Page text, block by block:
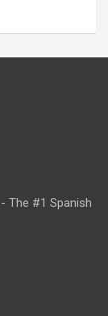
The #1 Spanish